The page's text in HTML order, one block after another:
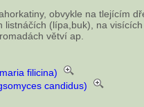
obvykle na tlejícím
listnáčích (lípa,buk), na
větví ap.
filicina)
candidus)